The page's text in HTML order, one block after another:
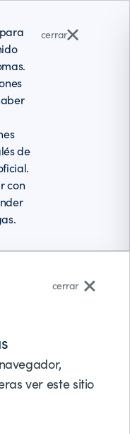
Socios de Negocios
Soporte
de
con
cerrar
cerrar
ver este sitio
BMC
y